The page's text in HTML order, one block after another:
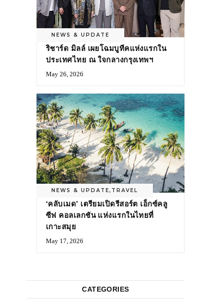
NEWS & UPDATE
ริชาร์ด มิลล์ เผยโฉมบูทีคแห่งแรกใน
ประเทศไทย ณ ใจกลางกรุงเทพฯ
May 26, 2026
NEWS & UPDATE, TRAVEL
‘คลับเมด’ เตรียมเปิดรีสอร์ต เอ็กซ์คลู
ซีฟ คอลเลกชัน แห่งแรกในไทยที่
เกาะสมุย
May 17, 2026
CATEGORIES